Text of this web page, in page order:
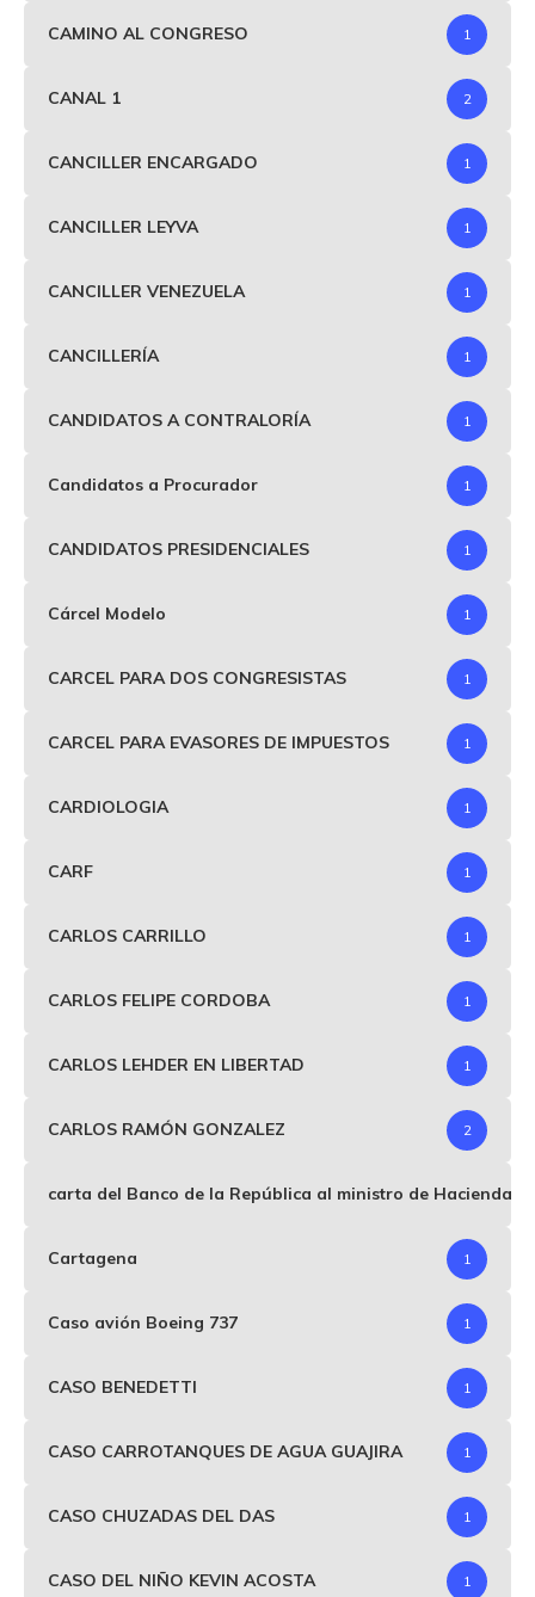
CAMINO AL CONGRESO 1
CANAL 1 2
CANCILLER ENCARGADO 1
CANCILLER LEYVA 1
CANCILLER VENEZUELA 1
CANCILLERÍA 1
CANDIDATOS A CONTRALORÍA 1
Candidatos a Procurador 1
CANDIDATOS PRESIDENCIALES 1
Cárcel Modelo 1
CARCEL PARA DOS CONGRESISTAS 1
CARCEL PARA EVASORES DE IMPUESTOS 1
CARDIOLOGIA 1
CARF 1
CARLOS CARRILLO 1
CARLOS FELIPE CORDOBA 1
CARLOS LEHDER EN LIBERTAD 1
CARLOS RAMÓN GONZALEZ 2
carta del Banco de la República al ministro de Hacienda
Cartagena 1
Caso avión Boeing 737 1
CASO BENEDETTI 1
CASO CARROTANQUES DE AGUA GUAJIRA 1
CASO CHUZADAS DEL DAS 1
CASO DEL NIÑO KEVIN ACOSTA 1